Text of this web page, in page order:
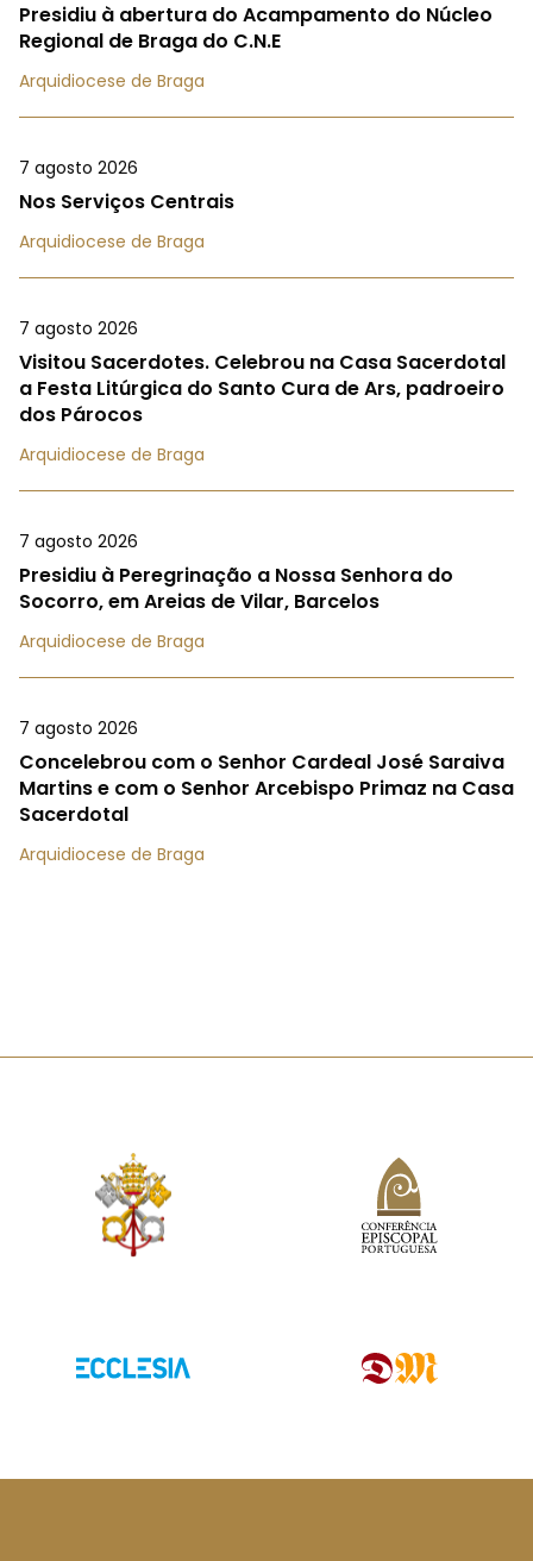
Presidiu à abertura do Acampamento do Núcleo
Regional de Braga do C.N.E
Arquidiocese de Braga
7 agosto 2026
Nos Serviços Centrais
Arquidiocese de Braga
7 agosto 2026
Visitou Sacerdotes. Celebrou na Casa Sacerdotal
a Festa Litúrgica do Santo Cura de Ars, padroeiro
dos Párocos
Arquidiocese de Braga
7 agosto 2026
Presidiu à Peregrinação a Nossa Senhora do
Socorro, em Areias de Vilar, Barcelos
Arquidiocese de Braga
7 agosto 2026
Concelebrou com o Senhor Cardeal José Saraiva
Martins e com o Senhor Arcebispo Primaz na Casa
Sacerdotal
Arquidiocese de Braga